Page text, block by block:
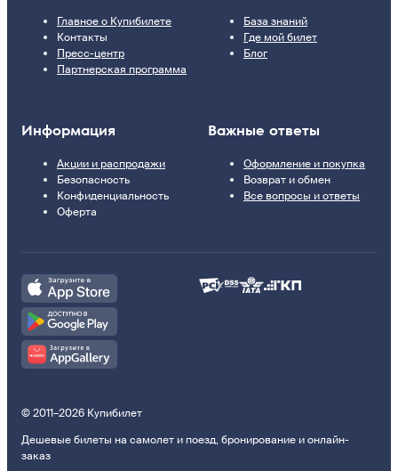
Главное о Купибилете
Контакты
Пресс-центр
Партнерская программа
База знаний
Где мой билет
Блог
Информация
Акции и распродажи
Безопасность
Конфиденциальность
Оферта
Важные ответы
Оформление и покупка
Возврат и обмен
Все вопросы и ответы
© 2011–2026 Купибилет
Дешевые билеты на самолет и поезд, бронирование и онлайн-
заказ